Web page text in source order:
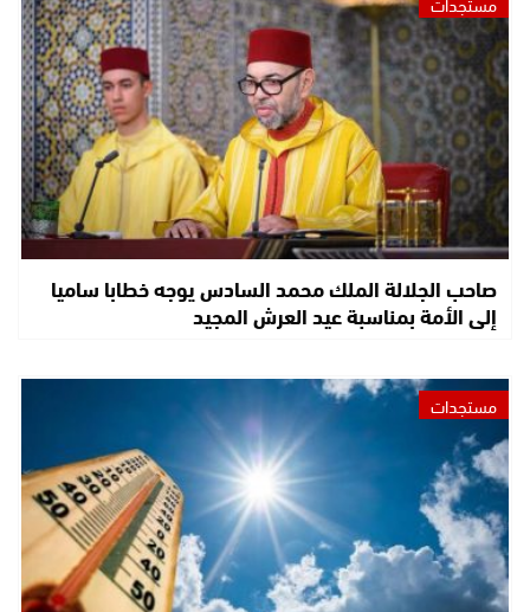
صاحب الجلالة الملك محمد السادس يوجه خطابا ساميا
إلى الأمة بمناسبة عيد العرش المجيد
مستجدات